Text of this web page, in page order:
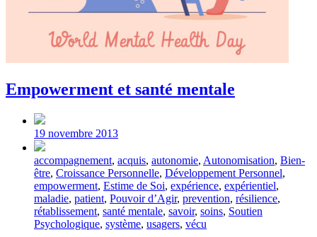
Empowerment et santé mentale
Post
date
19 novembre 2013
Tagged
with
accompagnement, acquis, autonomie, Autonomisation, Bien-
être, Croissance Personnelle, Développement Personnel,
empowerment, Estime de Soi, expérience, expérientiel,
maladie, patient, Pouvoir d’Agir, prevention, résilience,
rétablissement, santé mentale, savoir, soins, Soutien
Psychologique, système, usagers, vécu